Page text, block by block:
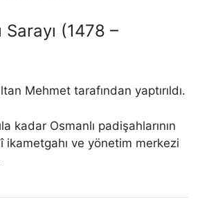
Sarayı (1478 –
Mehmet tarafından yaptırıldı.
kadar Osmanlı padişahlarının
ikametgahı ve yönetim merkezi